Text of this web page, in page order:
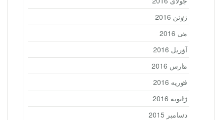
ژوئن 2016
می 2016
آوریل 2016
مارس 2016
فوریه 2016
ژانویه 2016
دسامبر 2015